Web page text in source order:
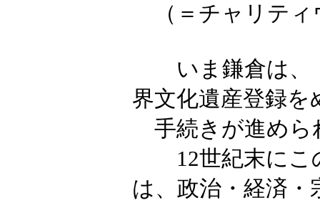
（＝チャリティ
いま鎌倉は、「
界文化遺産登録を
手続きが進めら
12世紀末にこ
は、政治・経済・